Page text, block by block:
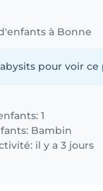
à Bonne
pour voir
1
Bambin
il y a 3 jours